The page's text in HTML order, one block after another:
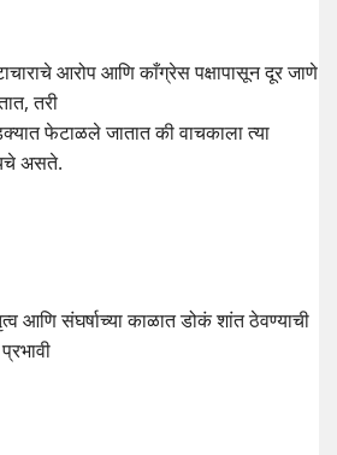
आरोप आणि काँग्रेस पक्षापासून दूर जाणे
तरी
फेटाळले जातात की वाचकाला त्या
असते.
आणि संघर्षाच्या काळात डोकं शांत ठेवण्याची